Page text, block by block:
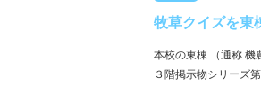
牧草クイズを東
本校の東棟 （通称 機
３階掲示物シリーズ